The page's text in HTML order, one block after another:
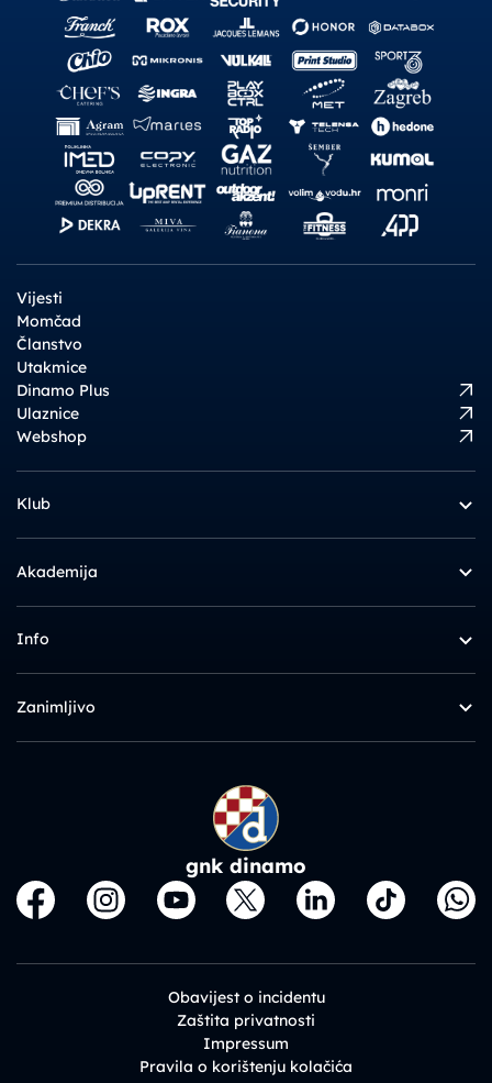
Vijesti
Momčad
Članstvo
Utakmice
Dinamo Plus
Ulaznice
Webshop
Klub
Akademija
Info
Zanimljivo
gnk dinamo
Obavijest o incidentu
Zaštita privatnosti
Impressum
Pravila o korištenju kolačića